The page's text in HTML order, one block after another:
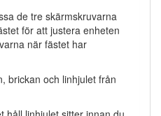
de tre skärmskruvarna
för att justera enheten
när fästet har
brickan och linhjulet från